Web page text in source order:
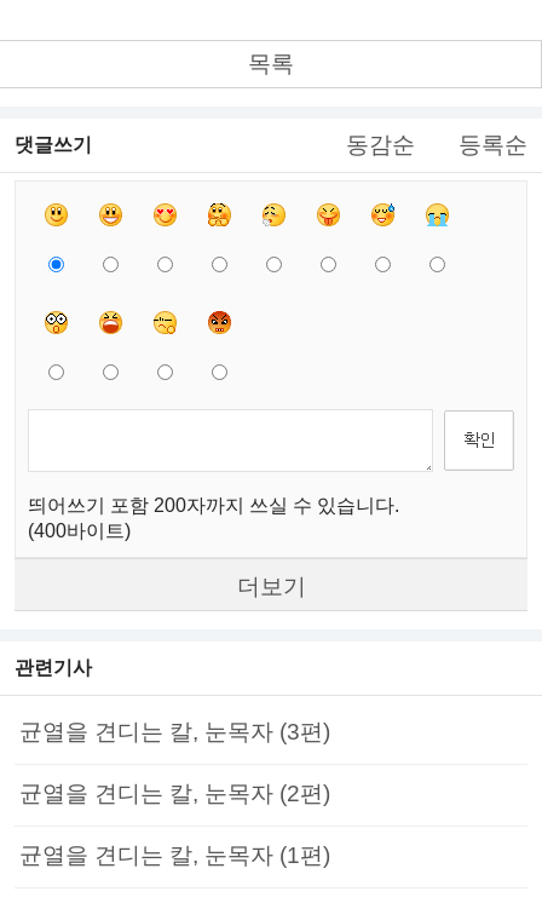
목록
댓글쓰기 동감순 등록순
띄어쓰기 포함 200자까지 쓰실 수 있습니다.
(400바이트)
더보기
관련기사
균열을 견디는 칼, 눈목자 (3편)
균열을 견디는 칼, 눈목자 (2편)
균열을 견디는 칼, 눈목자 (1편)